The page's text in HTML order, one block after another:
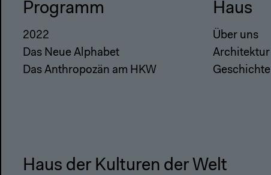
Programm
2022
Das Neue Alphabet
Das Anthropozän am HKW
Haus
Über uns
Architektur
Geschichte
Haus der Kulturen der Welt